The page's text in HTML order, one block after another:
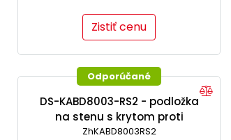
Zistiť cenu
Odporúčané
DS-KABD8003-RS2 - podložka
na stenu s krytom proti
dažďu
ZhKABD8003RS2